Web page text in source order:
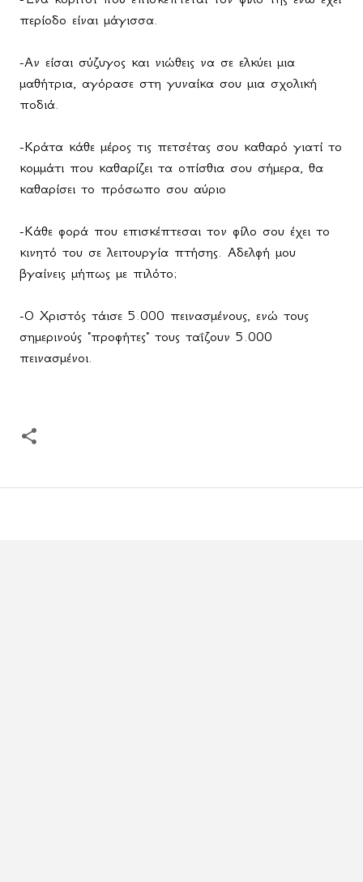
περίοδο είναι μάγισσα.
-Αν είσαι σύζυγος και νιώθεις να σε ελκύει μια
μαθήτρια, αγόρασε στη γυναίκα σου μια σχολική
ποδιά.
-Κράτα κάθε μέρος τις πετσέτας σου καθαρό γιατί το
κομμάτι που καθαρίζει τα οπίσθια σου σήμερα, θα
καθαρίσει το πρόσωπο σου αύριο
-Κάθε φορά που επισκέπτεσαι τον φίλο σου έχει το
κινητό του σε λειτουργία πτήσης. Αδελφή μου
βγαίνεις μήπως με πιλότο;
-Ο Χριστός τάισε 5.000 πεινασμένους, ενώ τους
σημερινούς "προφήτες" τους ταΐζουν 5.000
πεινασμένοι.